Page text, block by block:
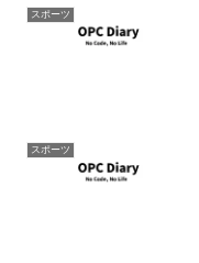
スポーツ
スポーツ